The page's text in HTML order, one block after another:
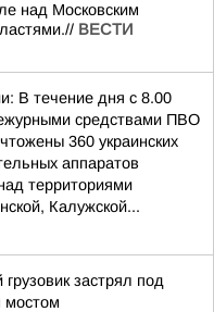
над Московским
ВЕСТИ
В течение дня с 8.00
средствами ПВО
360 украинских
аппаратов
территориями
Калужской...
застрял под